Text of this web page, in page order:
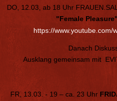
DO, 12.03, ab 18 Uhr
"Female Pleasure"
https://www.youtube.com/
Danach
Ausklang gemeinsam mit
FR, 13.03. - 19 – ca. 23 Uhr